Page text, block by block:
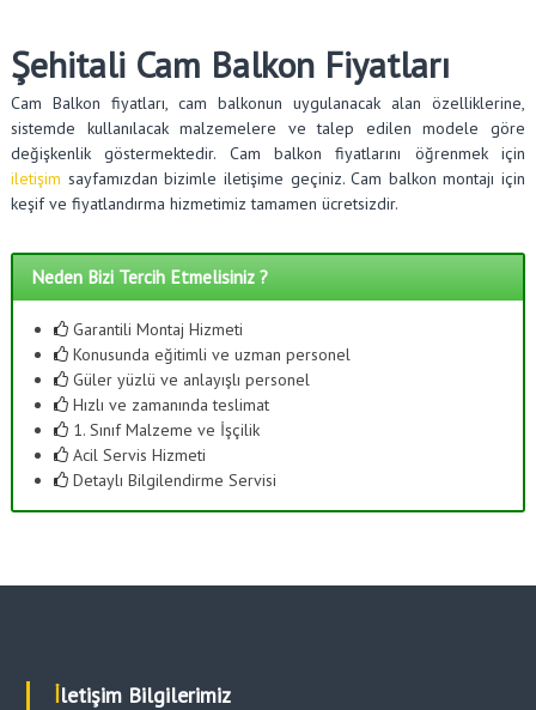
Şehitali Cam Balkon Fiyatları
Cam Balkon fiyatları, cam balkonun uygulanacak alan özelliklerine,
sistemde kullanılacak malzemelere ve talep edilen modele göre
değişkenlik göstermektedir. Cam balkon fiyatlarını öğrenmek için
iletişim sayfamızdan bizimle iletişime geçiniz. Cam balkon montajı için
keşif ve fiyatlandırma hizmetimiz tamamen ücretsizdir.
Neden Bizi Tercih Etmelisiniz ?
Garantili Montaj Hizmeti
Konusunda eğitimli ve uzman personel
Güler yüzlü ve anlayışlı personel
Hızlı ve zamanında teslimat
1. Sınıf Malzeme ve İşçilik
Acil Servis Hizmeti
Detaylı Bilgilendirme Servisi
İletişim Bilgilerimiz